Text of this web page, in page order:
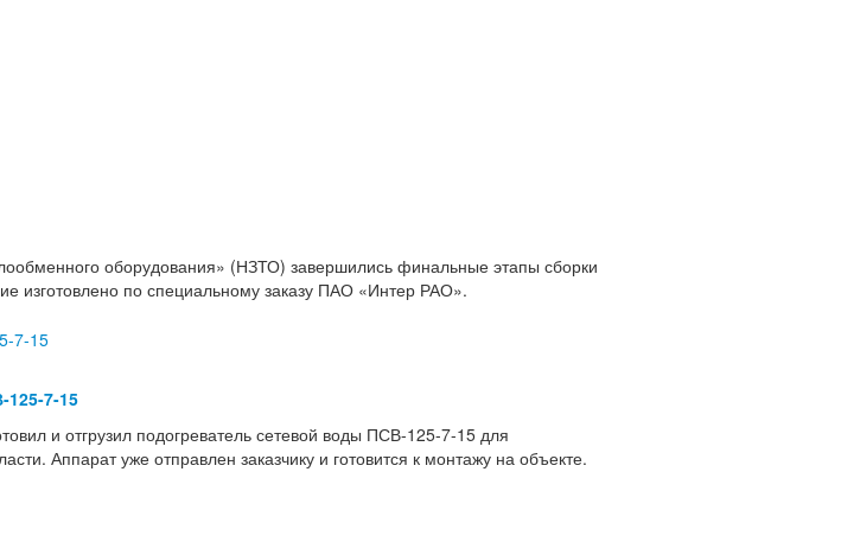
оборудования» (НЗТО) завершились финальные этапы сборки
изготовлено по специальному заказу ПАО «Интер РАО».
7-15
и отгрузил подогреватель сетевой воды ПСВ-125-7-15 для
Аппарат уже отправлен заказчику и готовится к монтажу на объекте.